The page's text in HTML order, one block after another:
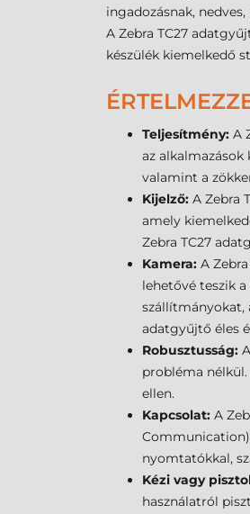
ingadozásnak,
A Zebra TC27
készülék kiemelkedő
Teljesítmény: A
az alkalmazások
valamint a
Kijelző: A Zebra
amely
Zebra TC27
Kamera: A
lehetővé teszik
szállítmányokat,
adatgyűjtő éles
Robusztusság:
probléma
ellen.
Kapcsolat: A
nyomtatókkal,
Kézi vagy
használatról